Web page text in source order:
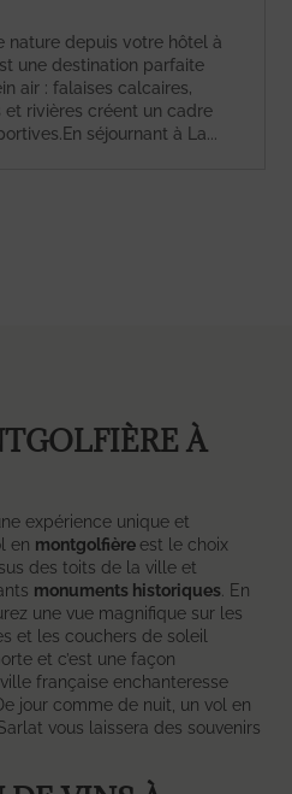
nature depuis votre hôtel à
une destination parfaite
air : falaises calcaires,
rivières créent un cadre
séjournant à La...
À
expérience unique et
en montgolfière est le choix
des toits de la ville et
monuments historiques . En
une vue magnifique sur les
et les couchers de soleil
et c’est une façon
française enchanteresse
jour comme de nuit, un vol en
vous laissera des souvenirs